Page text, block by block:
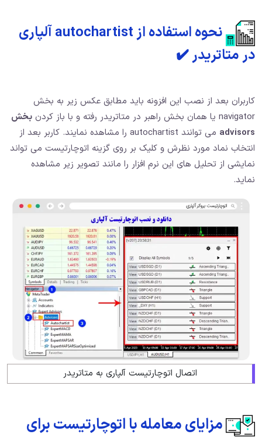
نحوه استفاده از autochartist آلپاری
در متاتریدر ✔️
کاربران بعد از نصب این افزونه باید مطابق عکس زیر به بخش
navigator یا همان بخش راهبر در متاتریدر رفته و با باز کردن
بخش
advisors
می توانند autochartist را مشاهده نمایند. کاربر بعد از
انتخاب نماد مورد نظرش و کلیک بر روی گزینه اتوچارتیست می تواند
نمایشی از تحلیل های این نرم افزار را مانند تصویر زیر مشاهده
نماید.
اتصال اتوچارتیست آلپاری به متاتریدر
مزایای معامله با اتوچارتیست برای